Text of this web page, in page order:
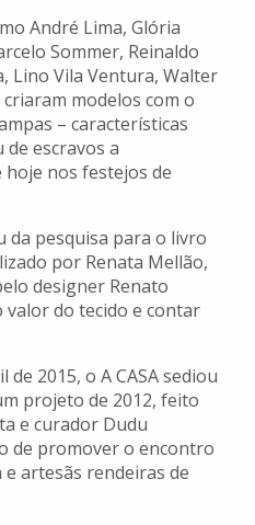
André Lima, Glória
Sommer, Reinaldo
Lino Vila Ventura, Walter
modelos com o
– características
escravos a
nos festejos de
da pesquisa para o livro
por Renata Mellão,
designer Renato
do tecido e contar
2015, o A CASA sediou
projeto de 2012, feito
e curador Dudu
de promover o encontro
artesãs rendeiras de